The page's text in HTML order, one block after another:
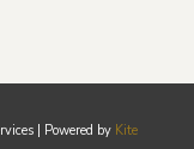
| Powered by Kite